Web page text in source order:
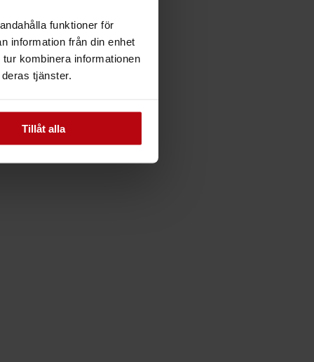
funktioner för
information från din enhet
kombinera informationen
tjänster.
Tillåt alla